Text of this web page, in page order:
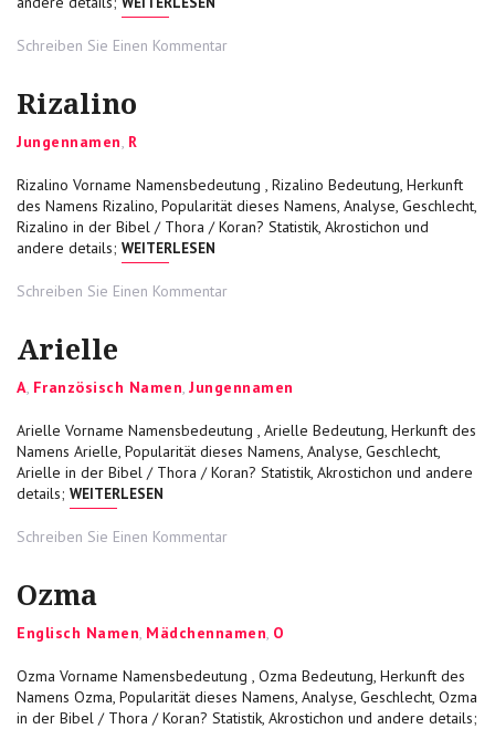
Schreiben Sie Einen Kommentaron
Rizalino
Categories
Jungennamen, R
Rizalino Vorname Namensbedeutung , Rizalino Bedeutung, Herkunft
des Namens Rizalino, Popularität dieses Namens, Analyse, Geschlecht,
Rizalino in der Bibel / Thora / Koran? Statistik, Akrostichon und
andere details; WEITERLESEN
Schreiben Sie Einen Kommentaron
Arielle
Categories
A, Französisch Namen, Jungennamen
Arielle Vorname Namensbedeutung , Arielle Bedeutung, Herkunft des
Namens Arielle, Popularität dieses Namens, Analyse, Geschlecht,
Arielle in der Bibel / Thora / Koran? Statistik, Akrostichon und andere
details; WEITERLESEN
Schreiben Sie Einen Kommentaron
Ozma
Categories
Englisch Namen, Mädchennamen, O
Ozma Vorname Namensbedeutung , Ozma Bedeutung, Herkunft des
Namens Ozma, Popularität dieses Namens, Analyse, Geschlecht, Ozma
in der Bibel / Thora / Koran? Statistik, Akrostichon und andere details;